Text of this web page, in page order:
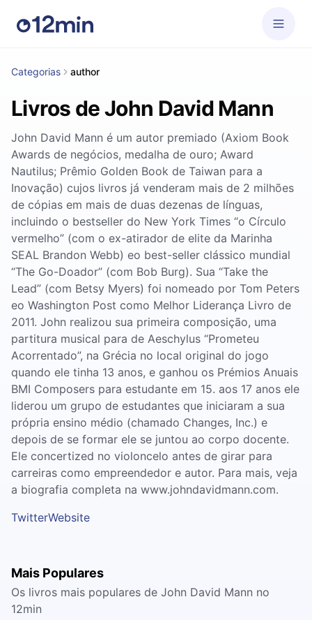
Categorias author
Livros de John David Mann
John David Mann é um autor premiado (Axiom Book
Awards de negócios, medalha de ouro; Award
Nautilus; Prêmio Golden Book de Taiwan para a
Inovação) cujos livros já venderam mais de 2 milhões
de cópias em mais de duas dezenas de línguas,
incluindo o bestseller do New York Times “o Círculo
vermelho” (com o ex-atirador de elite da Marinha
SEAL Brandon Webb) eo best-seller clássico mundial
“The Go-Doador” (com Bob Burg). Sua “Take the
Lead” (com Betsy Myers) foi nomeado por Tom Peters
eo Washington Post como Melhor Liderança Livro de
2011. John realizou sua primeira composição, uma
partitura musical para de Aeschylus “Prometeu
Acorrentado”, na Grécia no local original do jogo
quando ele tinha 13 anos, e ganhou os Prémios Anuais
BMI Composers para estudante em 15. aos 17 anos ele
liderou um grupo de estudantes que iniciaram a sua
própria ensino médio (chamado Changes, Inc.) e
depois de se formar ele se juntou ao corpo docente.
Ele concertized no violoncelo antes de girar para
carreiras como empreendedor e autor. Para mais, veja
a biografia completa na www.johndavidmann.com.
TwitterWebsite
Mais Populares
Os livros mais populares de John David Mann no
12min